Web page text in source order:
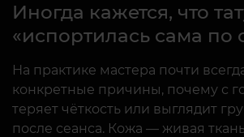
Иногда кажется, что
«испортилась сама по
На практике мастера почти
конкретные причины, почему с
теряет чёткость или выглядит
после сеанса. Кожа — живая